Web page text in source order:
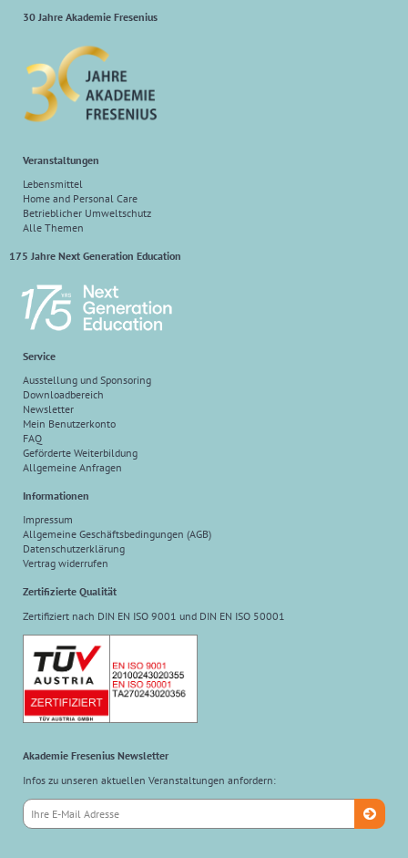
30 Jahre Akademie Fresenius
Veranstaltungen
Lebensmittel
Home and Personal Care
Betrieblicher Umweltschutz
Alle Themen
175 Jahre Next Generation Education
Service
Ausstellung und Sponsoring
Downloadbereich
Newsletter
Mein Benutzerkonto
FAQ
Geförderte Weiterbildung
Allgemeine Anfragen
Informationen
Impressum
Allgemeine Geschäftsbedingungen (AGB)
Datenschutzerklärung
Vertrag widerrufen
Zertifizierte Qualität
Zertifiziert nach DIN EN ISO 9001 und DIN EN ISO 50001
Akademie Fresenius Newsletter
Infos zu unseren aktuellen Veranstaltungen anfordern: